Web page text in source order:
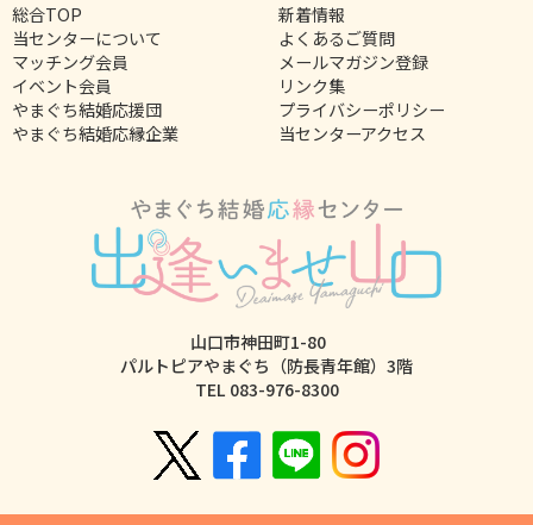
総合TOP
当センターについて
マッチング会員
イベント会員
やまぐち結婚応援団
やまぐち結婚応縁企業
新着情報
よくあるご質問
メールマガジン登録
リンク集
プライバシーポリシー
当センターアクセス
山口市神田町1-80
パルトピアやまぐち（防長青年館）3階
TEL 083-976-8300